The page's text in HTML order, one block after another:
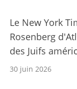
Le New York
Rosenberg
des Juifs
30 juin 2026